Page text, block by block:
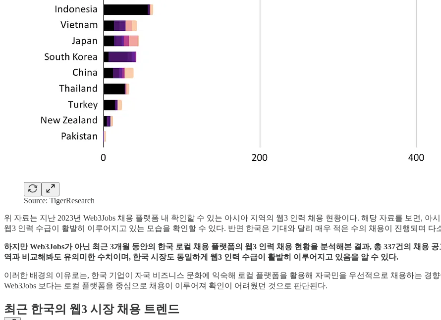
Source: TigerResearch
위 자료는 지난 2023년 Web3Jobs 채용 플랫폼 내 확인할 수 있는 아시아 지역의 웹3 인력 채용 현황이다. 해당 자료를 보면,
웹3 인력 수급이 활발히 이루어지고 있는 모습을 확인할 수 있다. 반면 한국은 기대와 달리 매우 적은 수의 채용이 진행되며 다
하지만 Web3Jobs가 아닌 최근 3개월 동안의 한국 로컬 채용 플랫폼의 웹3 인력 채용 현황을 분석해본 결과, 총 337건의 채용
역과 비교해봐도 유의미한 수치이며, 한국 시장도 동일하게 웹3 인력 수급이 활발히 이루어지고 있음을 알 수 있다.
이러한 배경의 이유로는, 한국 기업이 자국 비즈니스 문화에 익숙해 로컬 플랫폼을 활용해 자국민을 우선적으로 채용하는 경
Web3Jobs 보다는 로컬 플랫폼을 중심으로 채용이 이루어져 확인이 어려웠던 것으로 판단된다.
최근 한국의 웹3 시장 채용 트렌드